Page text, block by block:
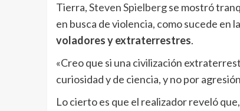
Tierra,Steven Spielbergse mostró
en busca de violencia, como sucede en
voladores y extraterrestres.
«Creo que si una civilización
curiosidad y de ciencia, y no por
Lo cierto es que el realizador reveló